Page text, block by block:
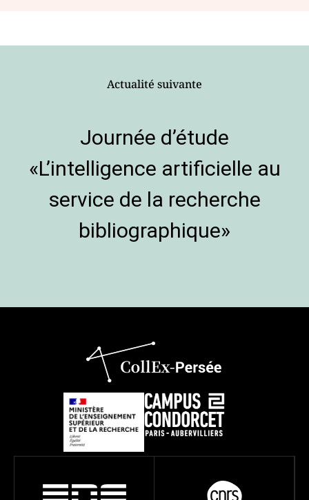
Actualité suivante
Journée d’étude
«L’intelligence artificielle au
service de la recherche
bibliographique»